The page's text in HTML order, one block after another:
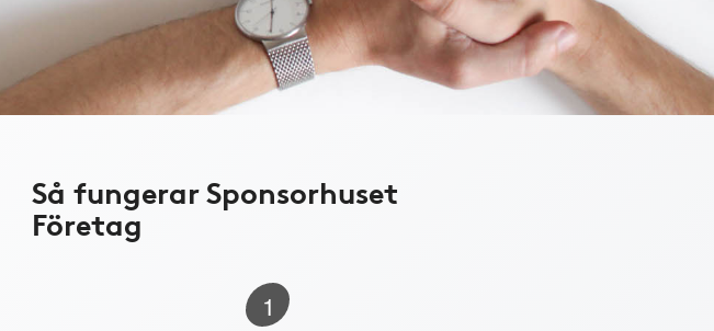
Så fungerar Sponsorhuset
Företag
1